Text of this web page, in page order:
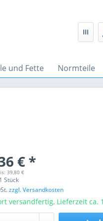
und Fette Normteile
€ *
39,80 €
1 Stück
zzgl. Versandkosten
versandfertig, Lieferzeit ca.